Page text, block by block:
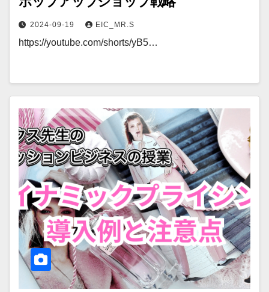
2024-09-19 EIC_MR.S
https://youtube.com/shorts/yB5…